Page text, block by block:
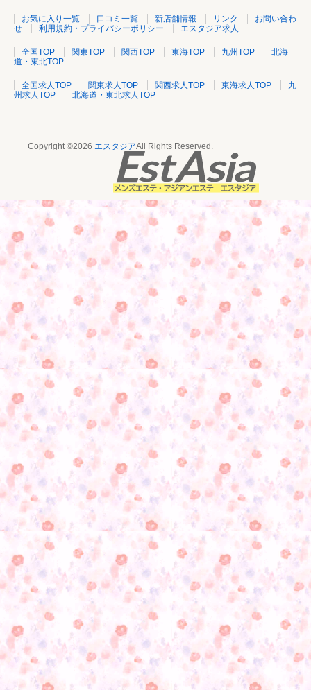
お気に入り一覧 口コミ一覧 新店舗情報 リンク
お問い合わ
せ
利用規約・プライバシーポリシー エスタジア求人
全国TOP 関東TOP 関西TOP 東海TOP 九州TOP
北海
道・東北TOP
全国求人TOP 関東求人TOP 関西求人TOP 東海求人TOP
九
州求人TOP
北海道・東北求人TOP
Copyright ©2026 エスタジアAll Rights Reserved.